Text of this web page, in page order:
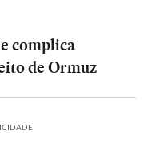
complica
de Ormuz